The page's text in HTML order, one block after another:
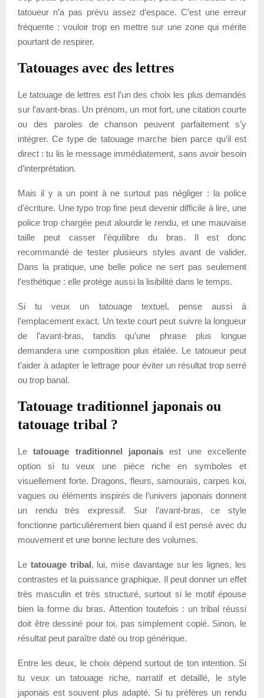
tatoueur n’a pas prévu assez d’espace. C’est une erreur
fréquente : vouloir trop en mettre sur une zone qui mérite
pourtant de respirer.
Tatouages avec des lettres
Le tatouage de lettres est l’un des choix les plus demandés
sur l’avant-bras. Un prénom, un mot fort, une citation courte
ou des paroles de chanson peuvent parfaitement s’y
intégrer. Ce type de tatouage marche bien parce qu’il est
direct : tu lis le message immédiatement, sans avoir besoin
d’interprétation.
Mais il y a un point à ne surtout pas négliger : la police
d’écriture. Une typo trop fine peut devenir difficile à lire, une
police trop chargée peut alourdir le rendu, et une mauvaise
taille peut casser l’équilibre du bras. Il est donc
recommandé de tester plusieurs styles avant de valider.
Dans la pratique, une belle police ne sert pas seulement
l’esthétique : elle protège aussi la lisibilité dans le temps.
Si tu veux un tatouage textuel, pense aussi à
l’emplacement exact. Un texte court peut suivre la longueur
de l’avant-bras, tandis qu’une phrase plus longue
demandera une composition plus étalée. Le tatoueur peut
t’aider à adapter le lettrage pour éviter un résultat trop serré
ou trop banal.
Tatouage traditionnel japonais ou
tatouage tribal ?
Letatouage traditionnel japonais est une excellente
option si tu veux une pièce riche en symboles et
visuellement forte. Dragons, fleurs, samouraïs, carpes koi,
vagues ou éléments inspirés de l’univers japonais donnent
un rendu très expressif. Sur l’avant-bras, ce style
fonctionne particulièrement bien quand il est pensé avec du
mouvement et une bonne lecture des volumes.
Le tatouage tribal, lui, mise davantage sur les lignes, les
contrastes et la puissance graphique. Il peut donner un effet
très masculin et très structuré, surtout si le motif épouse
bien la forme du bras. Attention toutefois : un tribal réussi
doit être dessiné pour toi, pas simplement copié. Sinon, le
résultat peut paraître daté ou trop générique.
Entre les deux, le choix dépend surtout de ton intention. Si
tu veux un tatouage riche, narratif et détaillé, le style
japonais est souvent plus adapté. Si tu préfères un rendu